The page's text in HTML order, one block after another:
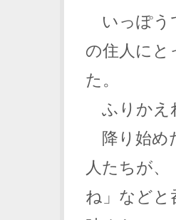
いっぽう
の住人にと
た。
ふりかえ
降り始め
人たちが
ね」などと